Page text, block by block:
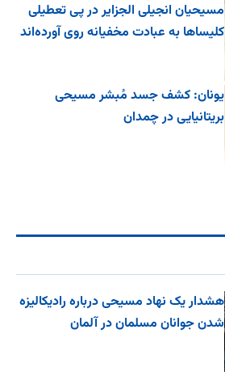
مسیحیان انجیلی الجزایر در پی تعطیلی
کلیساها به عبادت مخفیانه روی آورده‌اند
یونان: کشف جسد مُبشر مسیحی
بریتانیایی در چمدان
هشدار یک نهاد مسیحی درباره رادیکالیزه
شدن جوانان مسلمان در آلمان